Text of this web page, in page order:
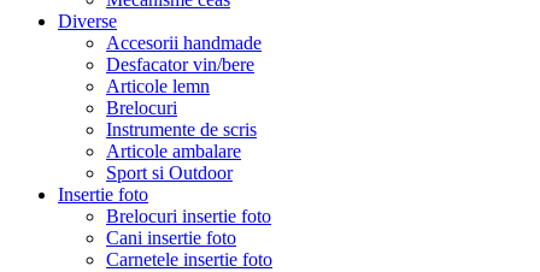
Diverse
Accesorii handmade
Desfacator vin/bere
Articole lemn
Brelocuri
Instrumente de scris
Articole ambalare
Sport si Outdoor
Insertie foto
Brelocuri insertie foto
Cani insertie foto
Carnetele insertie foto